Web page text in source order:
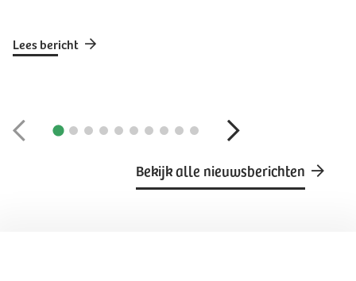
Lees bericht
Bekijk alle nieuwsberichten